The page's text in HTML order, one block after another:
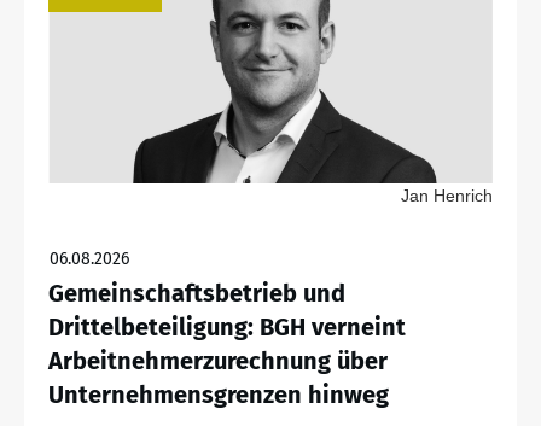
Jan Henrich
06.08.2026
Gemeinschaftsbetrieb und
Drittelbeteiligung: BGH verneint
Arbeitnehmerzurechnung über
Unternehmensgrenzen hinweg